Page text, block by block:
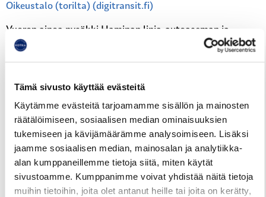
Tämä sivusto käyttää evästeitä
Käytämme evästeitä tarjoamamme sisällön ja mainosten
räätälöimiseen, sosiaalisen median ominaisuuksien
tukemiseen ja kävijämäärämme analysoimiseen. Lisäksi
jaamme sosiaalisen median, mainosalan ja analytiikka-
alan kumppaneillemme tietoja siitä, miten käytät
sivustoamme. Kumppanimme voivat yhdistää näitä tietoja
muihin tietoihin, joita olet antanut heille tai joita on kerätty,
Oikeustalo (torilta) (digitransit.fi)
Vuoron ainoa pysäkki Haminan linja-autoaseman ja
Alakaupungin välillä on jatkossa Haminan Torin pysäkki
Kaivokadulla.
Muutos tulee näkyviin reittioppaaseen pe 8.12. lähtien ja
Reittiopas Aikataulut Hinnasto
Juhlapyhät ja loma-ajat